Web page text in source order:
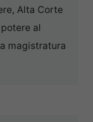
Alta Corte
al
magistratura